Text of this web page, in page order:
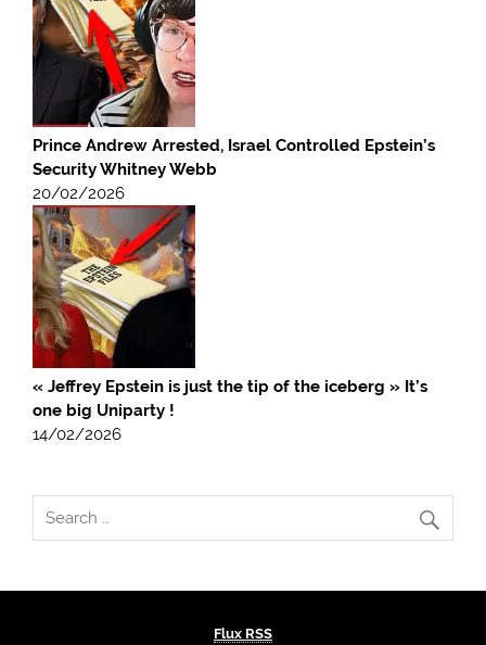
Prince Andrew Arrested, Israel Controlled Epstein’s
Security Whitney Webb
20/02/2026
« Jeffrey Epstein is just the tip of the iceberg » It’s
one big Uniparty !
14/02/2026
Flux RSS